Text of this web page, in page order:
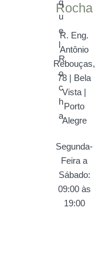
Rocha
R. Eng.
Antônio
Rebouças,
78 | Bela
Vista |
Porto
Alegre
Segunda-
Feira a
Sábado:
09:00 às
19:00